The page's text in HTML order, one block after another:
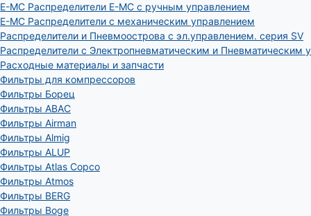
E-MC Распределители E-MC с ручным управлением
E-MC Распределители с механическим управлением
Распределители и Пневмоострова с эл.управлением. серия SV
Распределители с Электропневматическим и Пневматическим
Расходные материалы и запчасти
Фильтры для компрессоров
Фильтры Борец
Фильтры ABAC
Фильтры Airman
Фильтры Almig
Фильтры ALUP
Фильтры Atlas Copco
Фильтры Atmos
Фильтры BERG
Фильтры Boge